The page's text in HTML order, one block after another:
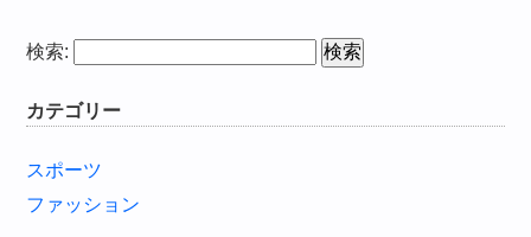
検索:
カテゴリー
スポーツ
ファッション